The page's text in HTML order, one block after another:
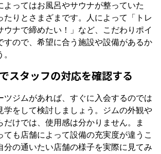
よってはお風呂やサウナが整っていた
たりとさまざまです。人によって「トレ
ウナで締めたい！」など、こだわりポイ
すので、希望に合う施設や設備があるか
スタッフの対応を確認する
ツジムがあれば、すぐに入会するのでは
学をして検討しましょう。ジムの外観や
だけでは、使用感は分かりません。ま
ても店舗によって設備の充実度が違うこ
分の通いたい店舗の様子を実際に見てみ